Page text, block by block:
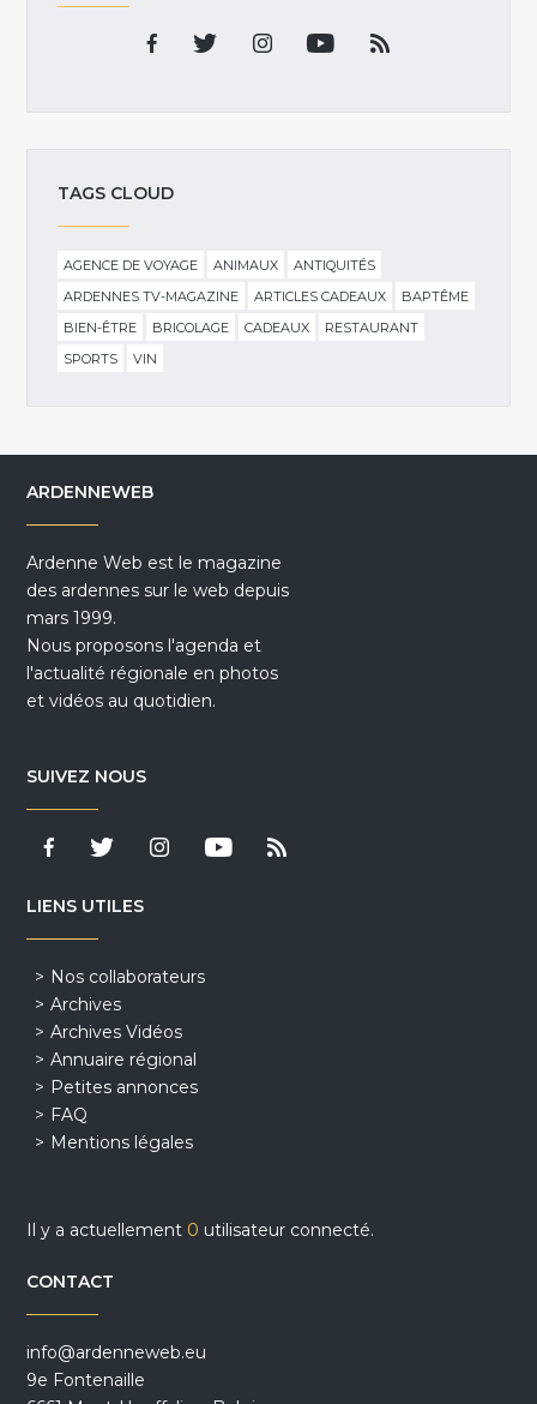
TAGS CLOUD
AGENCE DE VOYAGE ANIMAUX
ANTIQUITÉS
ARDENNES TV-MAGAZINE
ARTICLES CADEAUX
BAPTÊME
BIEN-ÊTRE
BRICOLAGE CADEAUX
RESTAURANT
SPORTS
VIN
ARDENNEWEB
Ardenne Web est le magazine
des ardennes sur le web depuis
mars 1999.
Nous proposons l'agenda et
l'actualité régionale en photos
et vidéos au quotidien.
SUIVEZ NOUS
LIENS UTILES
Nos collaborateurs
Archives
Archives Vidéos
Annuaire régional
Petites annonces
FAQ
Mentions légales
Il y a actuellement 0 utilisateur connecté.
CONTACT
info@ardenneweb.eu
9e Fontenaille